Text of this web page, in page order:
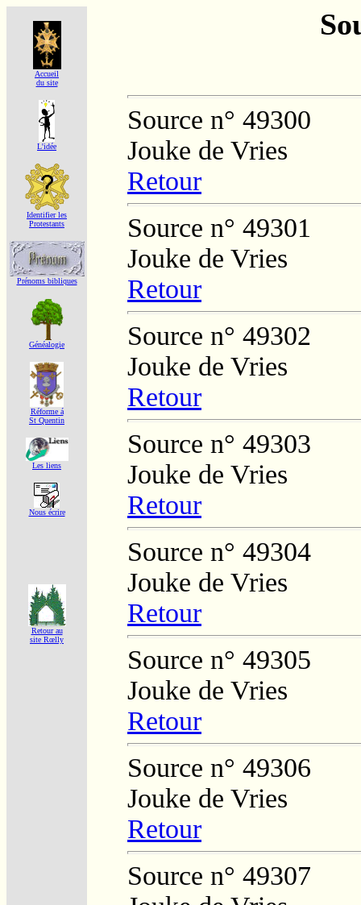
Accueil
du site
L'idée
Identifier les
Protestants
Prénoms bibliques
Généalogie
Réforme á
St Quentin
Les liens
Nous écrire
Retour au
site Rœlly
Source n° 49300
Jouke de Vries
Retour
Source n° 49301
Jouke de Vries
Retour
Source n° 49302
Jouke de Vries
Retour
Source n° 49303
Jouke de Vries
Retour
Source n° 49304
Jouke de Vries
Retour
Source n° 49305
Jouke de Vries
Retour
Source n° 49306
Jouke de Vries
Retour
Source n° 49307